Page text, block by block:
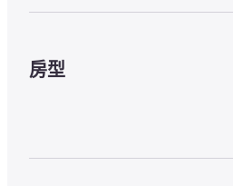
它不僅有很多人來觀光，而且是長
在 Alpico Plaza Hotel，您可以享用
我們將支援居住在 「信州」 的人
房型